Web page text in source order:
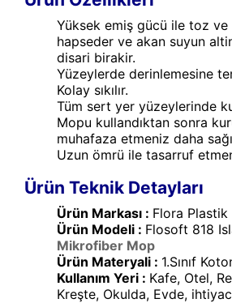
Yüksek emiş gücü ile toz
hapseder ve akan suyun
disari birakir.
Yüzeylerde derinlemesine
Kolay sıkılır.
Tüm sert yer yüzeylerinde
Mopu kullandıktan sonra
muhafaza etmeniz daha
Uzun ömrü ile tasarruf
Ürün Teknik Detayları
Ürün Markası : Flora Plastik
Ürün Modeli : Flosoft 818
Mikrofiber Mop
Ürün Materyali : 1.Sınıf
Kullanım Yeri : Kafe, Otel,
Kreşte, Okulda, Evde,